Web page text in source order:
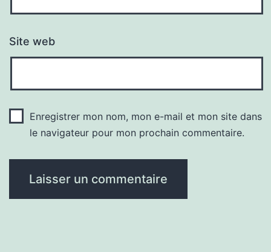
Site web
Enregistrer mon nom, mon e-mail et mon site dans
le navigateur pour mon prochain commentaire.